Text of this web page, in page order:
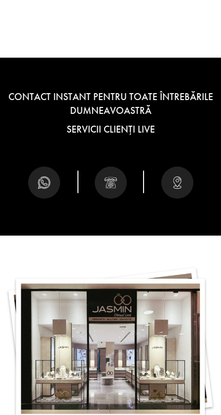
CONTACT INSTANT PENTRU TOATE ÎNTREBĂRILE
DUMNEAVOASTRĂ
SERVICII CLIENȚI LIVE